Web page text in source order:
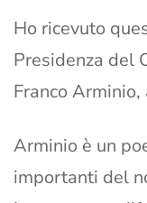
Ho ricevuto
Presidenza del
Franco Arminio,
Arminio è un
importanti del